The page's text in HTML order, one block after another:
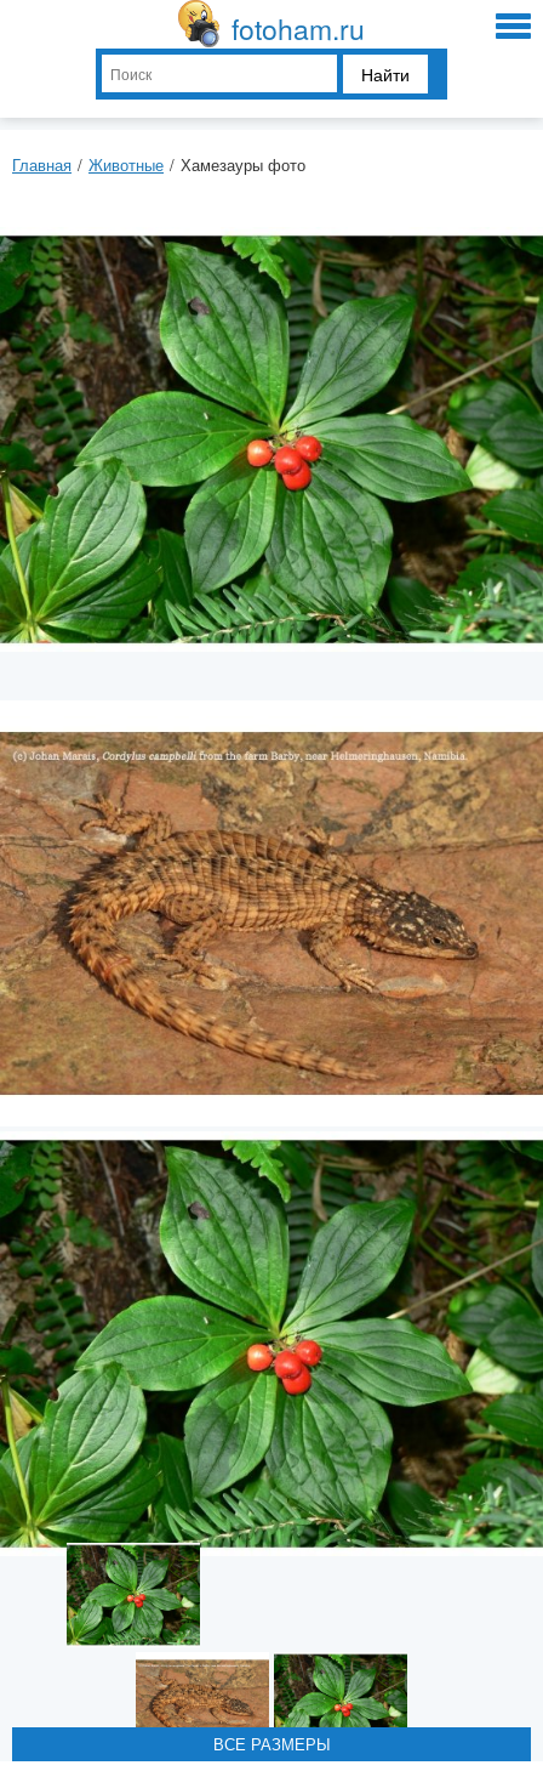
fotoham.ru
Найти
Главная / Животные / Хамезауры фото
ВСЕ РАЗМЕРЫ
ВСЕ РАЗМЕРЫ
ВСЕ РАЗМЕРЫ
ВСЕ РАЗМЕРЫ
ВСЕ РАЗМЕРЫ